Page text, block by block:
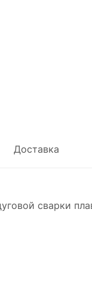
Доставка
сварки